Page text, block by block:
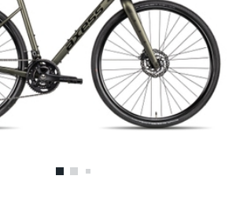
zu
gelangen.
Benutzer
von
können
Touch-
und